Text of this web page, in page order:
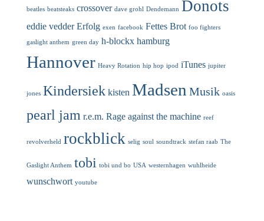
beatles beatsteaks crossover dave grohl Dendemann Donots
eddie vedder Erfolg exen facebook Fettes Brot foo fighters
gaslight anthem green day h-blockx hamburg
Hannover Heavy Rotation hip hop ipod iTunes jupiter
jones Kindersiek kisten Madsen Musik oasis
pearl jam r.e.m. Rage against the machine reef
revolverheld rockblick selig soul soundtrack stefan raab The
Gaslight Anthem tobi tobi und bo USA westernhagen wuhlheide
wunschwort youtube